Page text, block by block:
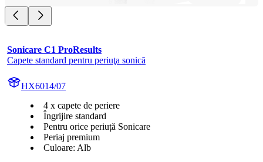
Sonicare C1 ProResults
Capete standard pentru periuţa sonică
HX6014/07
4 x capete de periere
Îngrijire standard
Pentru orice periuță Sonicare
Periaj premium
Culoare: Alb